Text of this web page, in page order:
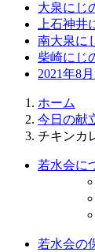
大泉にじ
上石神井
南大泉に
柴崎にじ
2021年8
ホーム
今日の献
チキンカ
若水会に
若水会の